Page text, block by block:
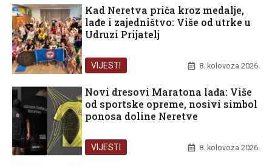
Kad Neretva priča kroz medalje,
lađe i zajedništvo: Više od utrke u
Udruzi Prijatelj
VIJESTI 8. kolovoza 2026.
Novi dresovi Maratona lađa: Više
od sportske opreme, nosivi simbol
ponosa doline Neretve
VIJESTI 8. kolovoza 2026.